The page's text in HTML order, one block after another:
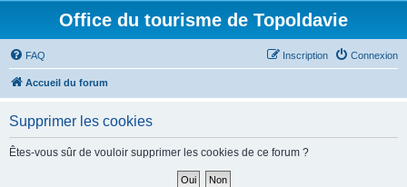
Office du tourisme de Topoldavie
FAQ Connexion
Inscription
Accueil du forum
Supprimer les cookies
Êtes-vous sûr de vouloir supprimer les cookies de ce forum ?